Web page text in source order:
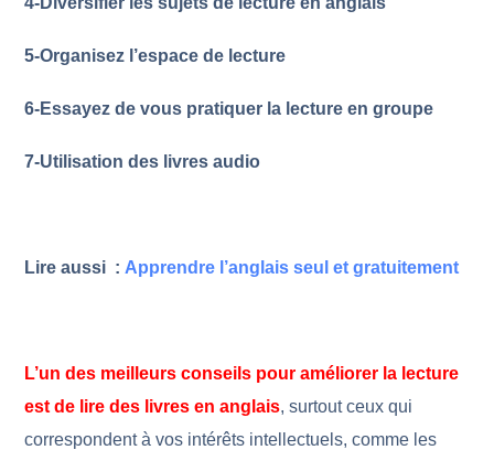
5-Organisez l’espace de lecture
6-Essayez de vous pratiquer la lecture en groupe
7-Utilisation des livres audio
Lire aussi : Apprendre l’anglais seul et gratuitement
L’un des meilleurs conseils pour améliorer la lecture
est de lire des livres en anglais, surtout ceux qui
correspondent à vos intérêts intellectuels, comme les